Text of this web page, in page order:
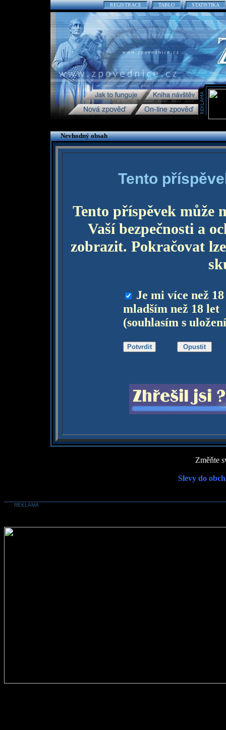
REGISTRACE TABLO STATISTIKA
Nevhodný obsah
Tento
Tento příspěvek může
Vaší bezpečnosti a
zobrazit. Pokračovat
Je mi více než
mladším než 18 let
(souhlasím s
Změňte
Slevy do
REKLAMA